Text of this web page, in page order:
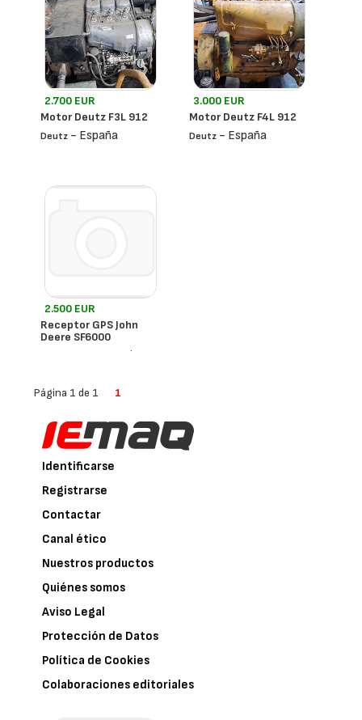
2.700 EUR
Motor Deutz F3L 912
Deutz - España
3.000 EUR
Motor Deutz F4L 912
Deutz - España
2.500 EUR
Receptor GPS John
Deere SF6000
- Francia
Página 1 de 1 1
Identificarse
Registrarse
Contactar
Canal ético
Nuestros productos
Quiénes somos
Aviso Legal
Protección de Datos
Política de Cookies
Colaboraciones editoriales